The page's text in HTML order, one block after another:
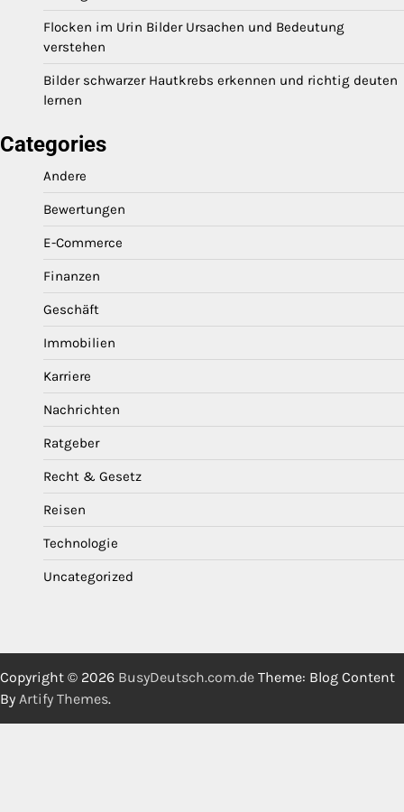
Flocken im Urin Bilder Ursachen und Bedeutung
verstehen
Bilder schwarzer Hautkrebs erkennen und richtig deuten
lernen
Categories
Andere
Bewertungen
E-Commerce
Finanzen
Geschäft
Immobilien
Karriere
Nachrichten
Ratgeber
Recht & Gesetz
Reisen
Technologie
Uncategorized
Copyright © 2026 BusyDeutsch.com.de Theme: Blog Content
By Artify Themes.